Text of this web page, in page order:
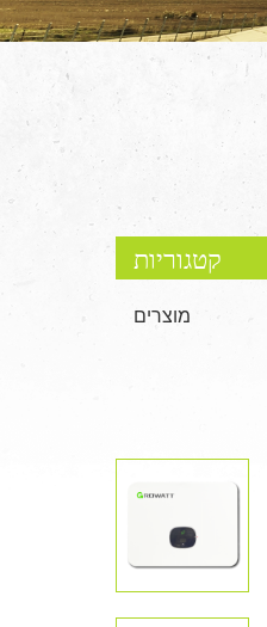
קטגוריות
מוצרים